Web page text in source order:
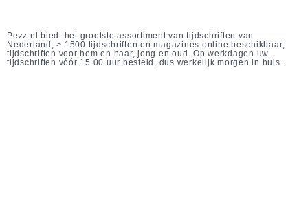
Pezz.nl biedt het grootste assortiment van tijdschriften van
Nederland, > 1500 tijdschriften en magazines online beschikbaar;
tijdschriften voor hem en haar, jong en oud. Op werkdagen uw
tijdschriften vóór 15.00 uur besteld, dus werkelijk morgen in huis.